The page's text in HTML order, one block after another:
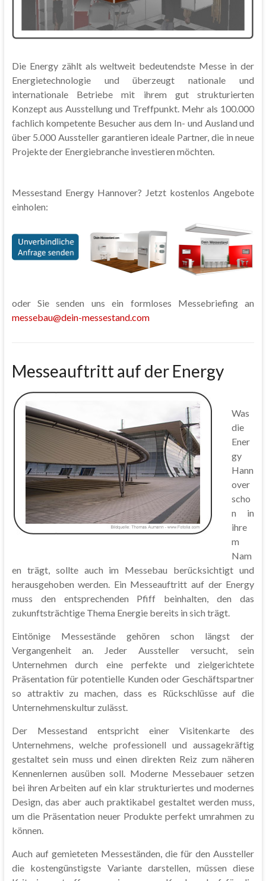
Die Energy zählt als weltweit bedeutendste Messe in der
Energietechnologie und überzeugt nationale und
internationale Betriebe mit ihrem gut strukturierten
Konzept aus Ausstellung und Treffpunkt. Mehr als 100.000
fachlich kompetente Besucher aus dem In- und Ausland und
über 5.000 Aussteller garantieren ideale Partner, die in neue
Projekte der Energiebranche investieren möchten.
Messestand Energy Hannover? Jetzt kostenlos Angebote
einholen:
oder Sie senden uns ein formloses Messebriefing an
messebau@dein-messestand.com
Messeauftritt auf der Energy
Was
die
Ener
gy
Hann
over
scho
n in
ihre
m
Nam
en trägt, sollte auch im Messebau berücksichtigt und
herausgehoben werden. Ein Messeauftritt auf der Energy
muss den entsprechenden Pfiff beinhalten, den das
zukunftsträchtige Thema Energie bereits in sich trägt.
Eintönige Messestände gehören schon längst der
Vergangenheit an. Jeder Aussteller versucht, sein
Unternehmen durch eine perfekte und zielgerichtete
Präsentation für potentielle Kunden oder Geschäftspartner
so attraktiv zu machen, dass es Rückschlüsse auf die
Unternehmenskultur zulässt.
Der Messestand entspricht einer Visitenkarte des
Unternehmens, welche professionell und aussagekräftig
gestaltet sein muss und einen direkten Reiz zum näheren
Kennenlernen ausüben soll. Moderne Messebauer setzen
bei ihren Arbeiten auf ein klar strukturiertes und modernes
Design, das aber auch praktikabel gestaltet werden muss,
um die Präsentation neuer Produkte perfekt umrahmen zu
können.
Auch auf gemieteten Messeständen, die für den Aussteller
die kostengünstigste Variante darstellen, müssen diese